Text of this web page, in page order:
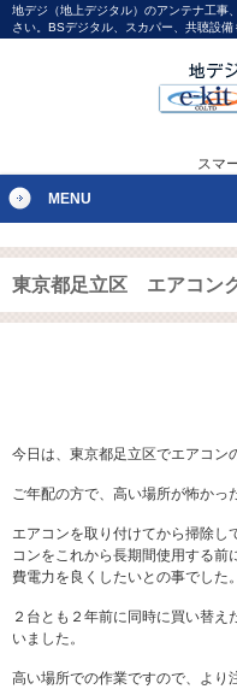
地デジ（地上デジタル）のアンテナ工事
さい。BSデジタル、スカパー、共聴設
スマ
MENU
東京都足立区 エアコン
今日は、東京都足立区でエアコン
ご年配の方で、高い場所が怖かっ
エアコンを取り付けてから掃除し
コンをこれから長期間使用する前
費電力を良くしたいとの事でした。
２台とも２年前に同時に買い替
いました。
高い場所での作業ですので、より